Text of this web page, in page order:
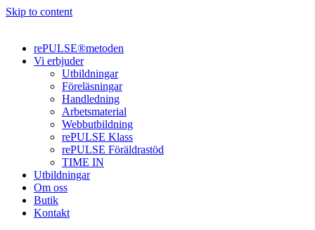
Skip to content
rePULSE®metoden
Vi erbjuder
Utbildningar
Föreläsningar
Handledning
Arbetsmaterial
Webbutbildning
rePULSE Klass
rePULSE Föräldrastöd
TIME IN
Utbildningar
Om oss
Butik
Kontakt